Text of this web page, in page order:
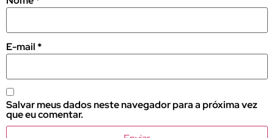
E-mail *
Salvar meus dados neste navegador para a próxima vez
que eu comentar.